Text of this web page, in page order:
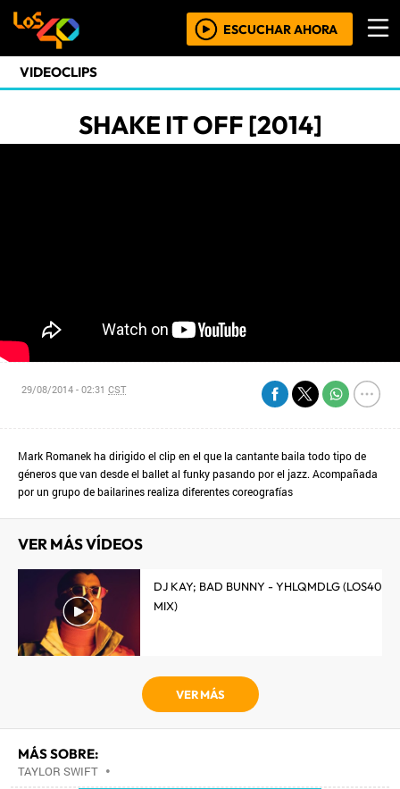
ESCUCHAR AHORA
VIDEOCLIPS
SHAKE IT OFF [2014]
29/08/2014 - 02:31CST
Mark Romanek ha dirigido el clip en el que la cantante baila todo tipo de
géneros que van desde el ballet al funky pasando por el jazz. Acompañada
por un grupo de bailarines realiza diferentes coreografías
VER MÁS VÍDEOS
DJ KAY; BAD BUNNY - YHLQMDLG (LOS40
MIX)
VER MÁS
MÁS SOBRE:
TAYLOR SWIFT •